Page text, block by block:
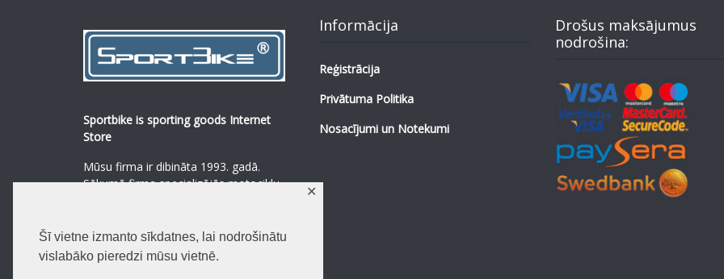
Šī vietne izmanto sīkdatnes, lai nodrošinātu
vislabāko pieredzi mūsu vietnē.
✕
Sportbike is sporting goods Internet
Store
Mūsu firma ir dibināta 1993. gadā.
Sākumā firma specializējās motociklu,
Lasīt vairāk
Informācija
Reģistrācija
Privātuma Politika
Nosacījumi un Notekumi
Drošus maksājumus
nodrošina:
0